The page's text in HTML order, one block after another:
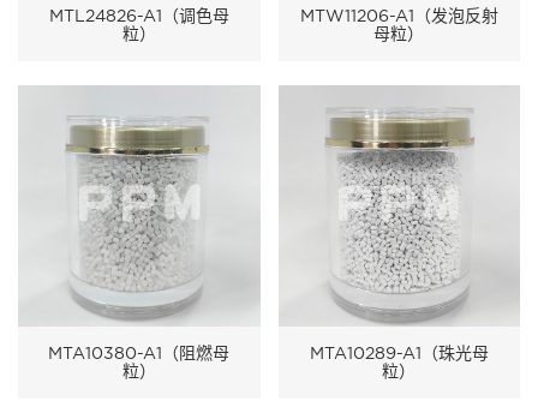
MTL24826-A1（调色母
粒）
MTW11206-A1（发泡反射
母粒）
MTA10380-A1（阻燃母
粒）
MTA10289-A1（珠光母
粒）